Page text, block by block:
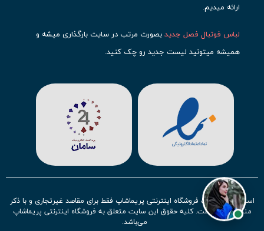
ارائه میدیم.
لباس فوتبال فصل جدیدبصورت مرتب در سایت بارگذاری میشه و
همیشه میتونید لیست جدید رو چک کنید.
حتما مشاهده کنید که قطعا برای تیم های مطرح دنیای فوتبال، تعداد
بیشتری محصول موجود میشه. این مورد شامل
لباس رئال مادرید
لباس اینتر میامی لباس منچستر سیتی
آث میلان میشه.
در ایران هملباس استقلال،لباس پرسپولیسولباس تیم ملی
ایرانتوجه زیادی بشون شده و تقریبا تمام محصولاتشون رو موجود
کردیم.
استفاده از مطالب فروشگاه اینترنتی پریماشاپ فقط برای مقاصد غیرتجاری و با ذکر
منبع بلامانع است. کلیه حقوق این سایت متعلق به فروشگاه اینترنتی پریماشاپ
می‌باشد.